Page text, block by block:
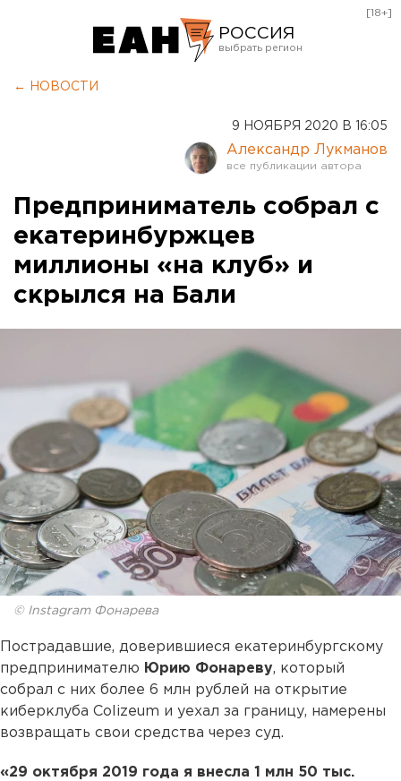
РОССИЯ
Оренбург
[18+]
← НОВОСТИ
9 НОЯБРЯ 2020 В 16:05
Александр Лукманов
Предприниматель собрал с
екатеринбуржцев
миллионы «на клуб» и
скрылся на Бали
© Instagram Фонарева
Пострадавшие, доверившиеся екатеринбургскому
предпринимателю Юрию Фонареву, который
собрал с них более 6 млн рублей на открытие
киберклуба Colizeum и уехал за границу, намерены
возвращать свои средства через суд.
«29 октября 2019 года я внесла 1 млн 50 тыс.